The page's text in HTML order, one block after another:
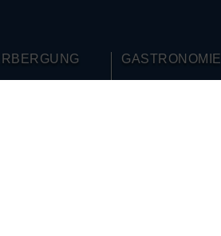
GASTRONOMIE